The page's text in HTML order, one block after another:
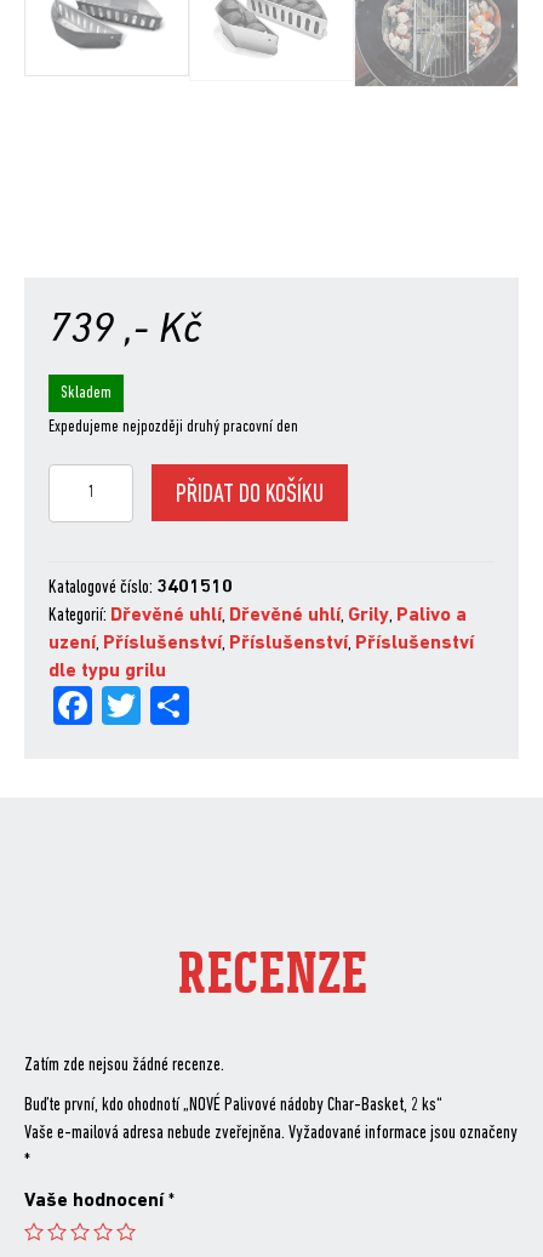
739 ,- Kč
Skladem
Expedujeme nejpozději druhý pracovní den
Basket,
2
ks
množství
PŘIDAT DO KOŠÍKU
Katalogové číslo: 3401510
Kategorií: Dřevěné uhlí, Dřevěné uhlí, Grily, Palivo a
uzení, Příslušenství, Příslušenství, Příslušenství
dle typu grilu
Fa
Tw
RECENZE
Zatím zde nejsou žádné recenze.
Buďte první, kdo ohodnotí „NOVÉ Palivové nádoby Char-Basket, 2 ks“
Vaše e-mailová adresa nebude zveřejněna. Vyžadované informace jsou označeny
*
Vaše hodnocení *